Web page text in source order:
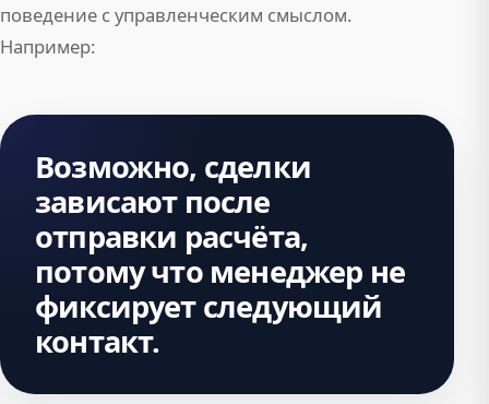
поведение с управленческим смыслом.
Например:
Возможно, сделки
зависают после
отправки расчёта,
потому что менеджер не
фиксирует следующий
контакт.